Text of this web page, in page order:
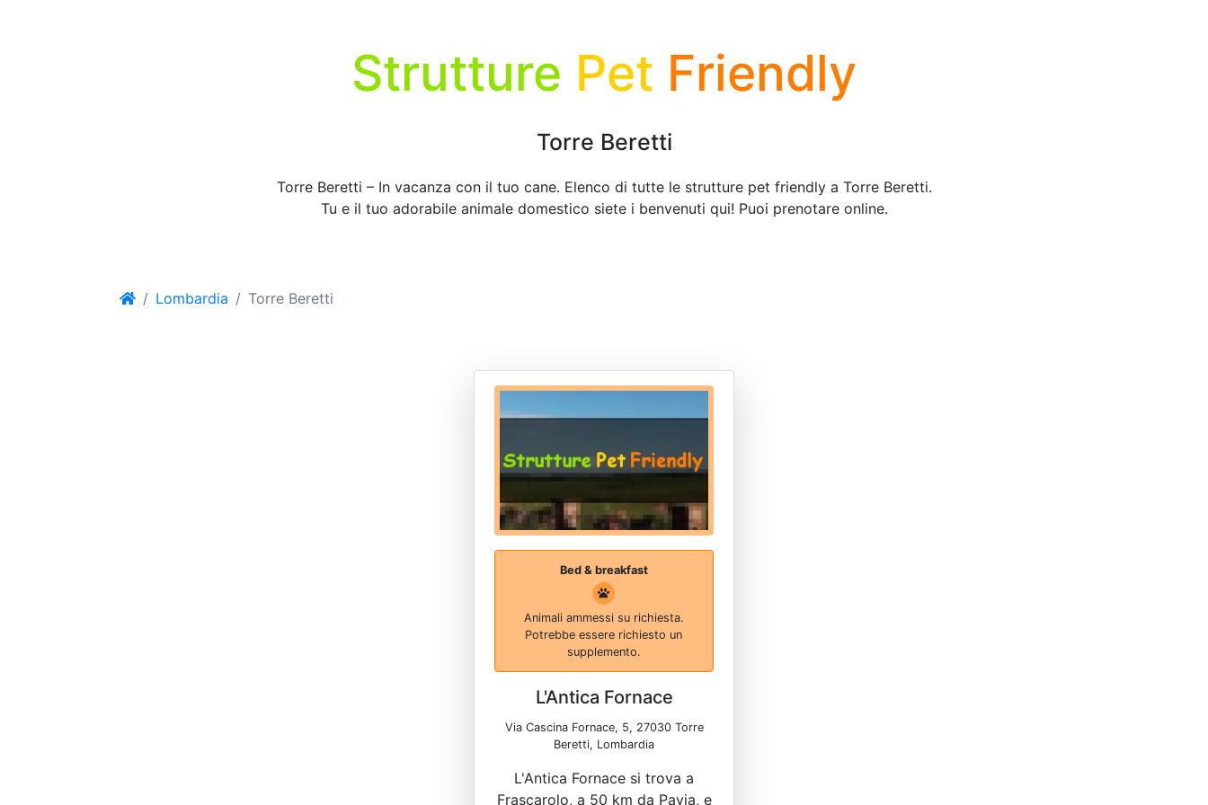
Strutture Pet Friendly
Torre Beretti
Torre Beretti – In vacanza con il tuo cane. Elenco di tutte le strutture pet friendly a Torre Beretti.
Tu e il tuo adorabile animale domestico siete i benvenuti qui! Puoi prenotare online.
Lombardia Torre Beretti
Bed & breakfast
Animali ammessi su richiesta.
Potrebbe essere richiesto un
supplemento.
L'Antica Fornace
Via Cascina Fornace, 5, 27030 Torre
Beretti, Lombardia
L'Antica Fornace si trova a
Frascarolo, a 50 km da Pavia, e